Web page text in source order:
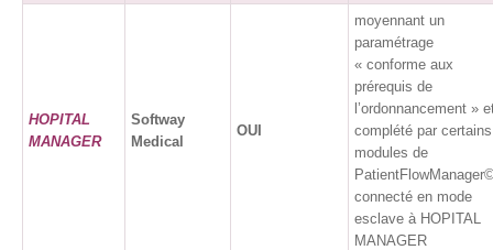
HOPITAL
MANAGER
Softway
Medical
OUI
moyennant un
paramétrage
« conforme aux
prérequis de
l’ordonnancement »
complété par certains
modules de
connecté en mode
esclave à HOPITAL
MANAGER